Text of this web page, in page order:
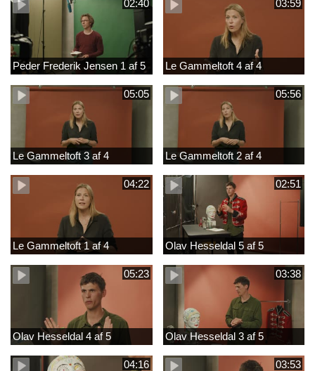
02:40
Peder Frederik Jensen 1 af 5
03:59
Le Gammeltoft 4 af 4
05:05
Le Gammeltoft 3 af 4
05:56
Le Gammeltoft 2 af 4
04:22
Le Gammeltoft 1 af 4
02:51
Olav Hesseldal 5 af 5
05:23
Olav Hesseldal 4 af 5
03:38
Olav Hesseldal 3 af 5
04:16 03:53